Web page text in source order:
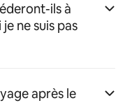
ils à
ne suis pas
après le